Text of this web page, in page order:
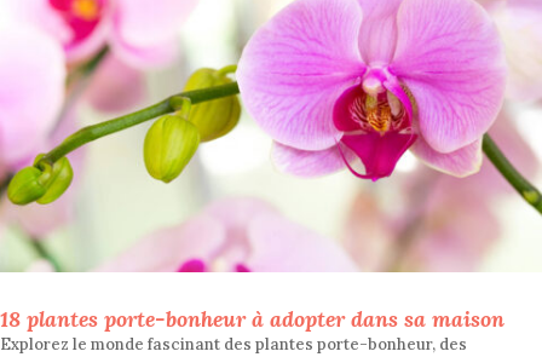
18 plantes porte-bonheur à adopter dans sa maison
Explorez le monde fascinant des plantes porte-bonheur, des